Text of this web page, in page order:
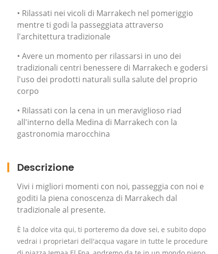
• Rilassati nei vicoli di Marrakech nel pomeriggio
mentre ti godi la passeggiata attraverso
l'architettura tradizionale
• Avere un momento per rilassarsi in uno dei
tradizionali centri benessere di Marrakech e godersi
l'uso dei prodotti naturali sulla salute del proprio
corpo
• Rilassati con la cena in un meraviglioso riad
all'interno della Medina di Marrakech con la
gastronomia marocchina
Descrizione
Vivi i migliori momenti con noi, passeggia con noi e
goditi la piena conoscenza di Marrakech dal
tradizionale al presente.
È la dolce vita qui, ti porteremo da dove sei, e subito dopo
vedrai i proprietari dell'acqua vagare in tutte le procedure